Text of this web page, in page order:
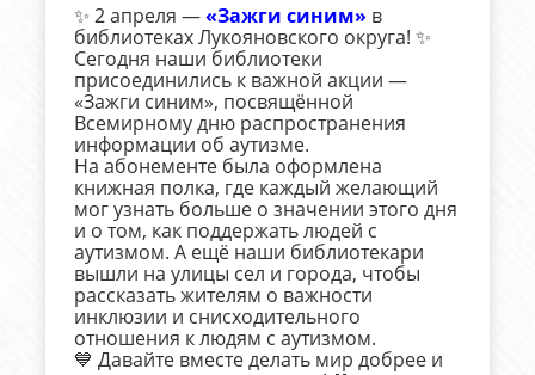
✨ 2 апреля —«Зажги синим» в
библиотеках Лукояновского округа! ✨
Сегодня наши библиотеки
присоединились к важной акции —
«Зажги синим», посвящённой
Всемирному дню распространения
информации об аутизме.
На абонементе была оформлена
книжная полка, где каждый желающий
мог узнать больше о значении этого дня
и о том, как поддержать людей с
аутизмом. А ещё наши библиотекари
вышли на улицы сел и города, чтобы
рассказать жителям о важности
инклюзии и снисходительного
отношения к людям с аутизмом.
💙 Давайте вместе делать мир добрее и